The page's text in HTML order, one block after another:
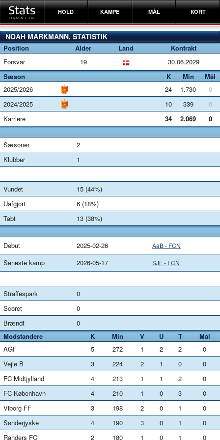
HOLD KAMPE MÅL KORT
NOAH MARKMANN, STATISTIK
Position Alder Land
Kontrakt
Forsvar
19
30.06.2029
Sæson
K Min
Mål
2025/2026
24 1.730
0
2024/2025
10 339
0
Karriere
34 2.069 0
Sæsoner
2
Klubber
1
Vundet
15 (44%)
Uafgjort
6 (18%)
Tabt
13 (38%)
Debut 2025-02-26 AaB - FCN
Seneste kamp 2026-05-17 SJF - FCN
Straffespark
0
Scoret
0
Brændt
0
Modstandere
K Min V U T
Mål
AGF
5 272 1 2 2
0
Vejle B
3 224 2 1 0
0
FC Midtjylland
4 213 1 1 2
0
FC København
4 210 1 0 3
0
Viborg FF
3 198 2 0 1
0
Sønderjyske
4 190 3 0 1
0
Randers FC
2 180 1 0 1 0